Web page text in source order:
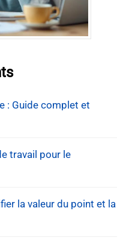
: Guide complet et
travail pour le
la valeur du point et la